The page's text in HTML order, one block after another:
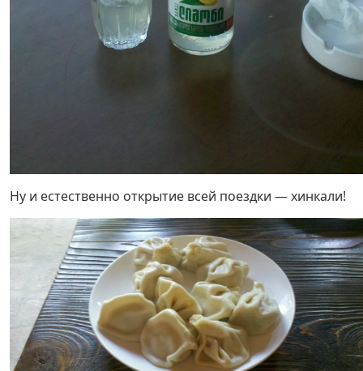
Ну и естественно открытие всей поездки — хинкали!